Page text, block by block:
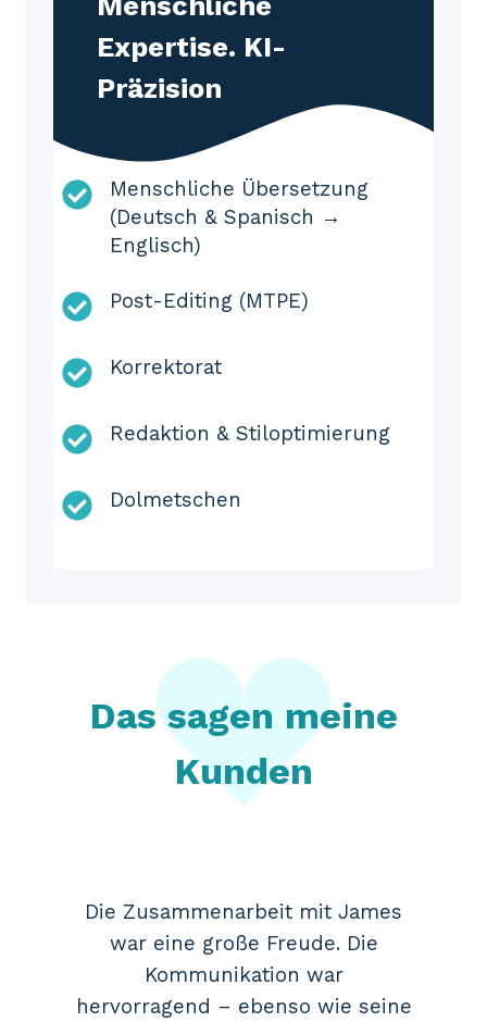
Expertise. KI-
Präzision
Menschliche Übersetzung
(Deutsch & Spanisch →
Englisch)
Post-Editing (MTPE)
Korrektorat
Redaktion & Stiloptimierung
Dolmetschen
Das sagen meine
Kunden
Die Zusammenarbeit mit James
war eine große Freude. Die
Kommunikation war
hervorragend – ebenso wie seine